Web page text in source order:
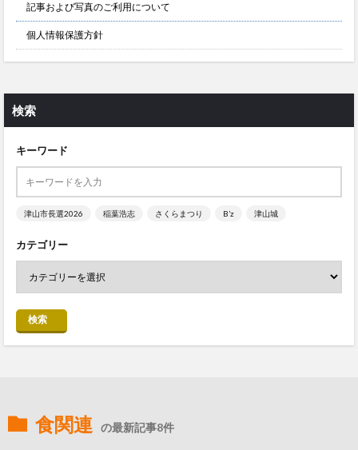
記事および写真のご利用について
個人情報保護方針
検索
キーワード
津山市長選2026 稲葉浩志 さくらまつり B’z 津山城
カテゴリー
検索
食関連 の最新記事8件